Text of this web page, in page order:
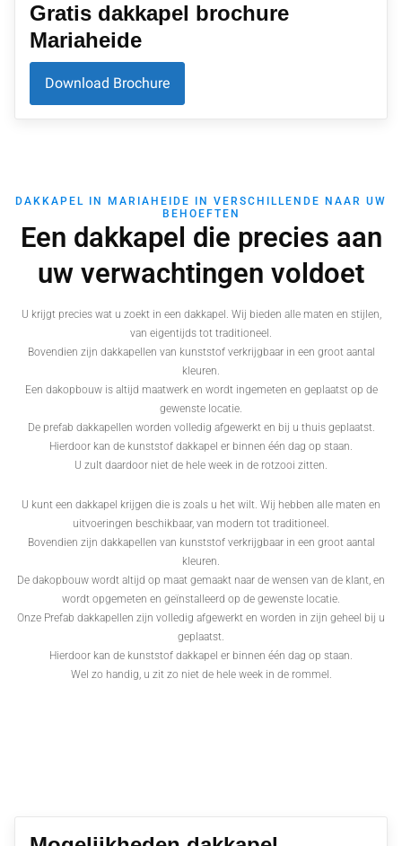
Gratis dakkapel brochure
Mariaheide
Download Brochure
DAKKAPEL IN MARIAHEIDE IN VERSCHILLENDE NAAR UW
BEHOEFTEN
Een dakkapel die precies aan
uw verwachtingen voldoet
U krijgt precies wat u zoekt in een dakkapel. Wij bieden alle maten en stijlen,
van eigentijds tot traditioneel.
Bovendien zijn dakkapellen van kunststof verkrijgbaar in een groot aantal
kleuren.
Een dakopbouw is altijd maatwerk en wordt ingemeten en geplaatst op de
gewenste locatie.
De prefab dakkapellen worden volledig afgewerkt en bij u thuis geplaatst.
Hierdoor kan de kunststof dakkapel er binnen één dag op staan.
U zult daardoor niet de hele week in de rotzooi zitten.
U kunt een dakkapel krijgen die is zoals u het wilt. Wij hebben alle maten en
uitvoeringen beschikbaar, van modern tot traditioneel.
Bovendien zijn dakkapellen van kunststof verkrijgbaar in een groot aantal
kleuren.
De dakopbouw wordt altijd op maat gemaakt naar de wensen van de klant, en
wordt opgemeten en geïnstalleerd op de gewenste locatie.
Onze Prefab dakkapellen zijn volledig afgewerkt en worden in zijn geheel bij u
geplaatst.
Hierdoor kan de kunststof dakkapel er binnen één dag op staan.
Wel zo handig, u zit zo niet de hele week in de rommel.